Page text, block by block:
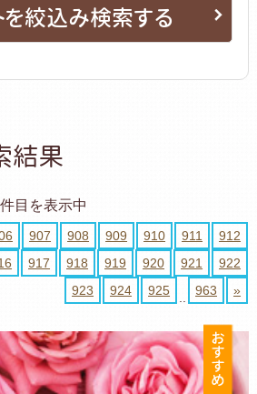
を絞込み検索する
結果
目を表示中
907 908 909 910 911
912
917 918 919 920 921
922
923
924 925 963 »
お